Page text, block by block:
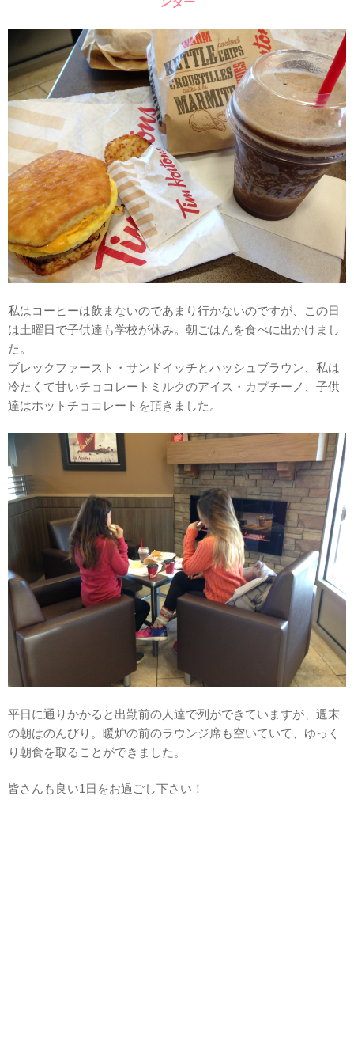
私はコーヒーは飲まないのであまり行かないのですが、この日
は土曜日で子供達も学校が休み。朝ごはんを食べに出かけまし
た。
ブレックファースト・サンドイッチとハッシュブラウン、私は
冷たくて甘いチョコレートミルクのアイス・カプチーノ、子供
達はホットチョコレートを頂きました。
平日に通りかかると出勤前の人達で列ができていますが、週末
の朝はのんびり。暖炉の前のラウンジ席も空いていて、ゆっく
り朝食を取ることができました。
皆さんも良い1日をお過ごし下さい！